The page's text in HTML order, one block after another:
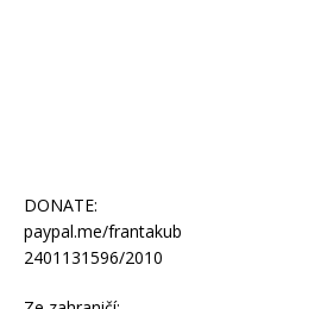
DONATE:
paypal.me/frantakub
2401131596/2010